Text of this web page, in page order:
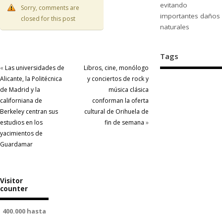
Sorry, comments are
closed for this post
« Las universidades de
Alicante, la Politécnica
de Madrid y la
californiana de
Berkeley centran sus
estudios en los
yacimientos de
Guardamar
Libros, cine, monólogo
y conciertos de rock y
música clásica
conforman la oferta
cultural de Orihuela de
fin de semana »
evitando
importantes daños
naturales
Tags
Visitor
counter
400.000 hasta